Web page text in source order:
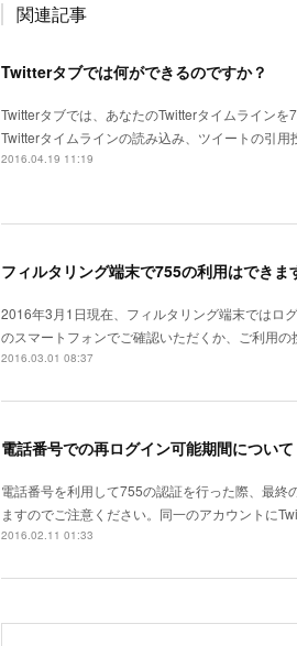
関連記事
Twitterタブでは何ができるのですか？
Twitterタブでは、あなたのTwitterタイムライン
Twitterタイムラインの読み込み、ツイートの引
2016.04.19 11:19
フィルタリング端末で755の利用はできま
2016年3月1日現在、フィルタリング端末ではロ
のスマートフォンでご確認いただくか、ご利用
2016.03.01 08:37
電話番号での再ログイン可能期間について
電話番号を利用して755の認証を行った際、最
ますのでご注意ください。同一のアカウントに
2016.02.11 01:33